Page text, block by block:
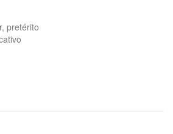
pretérito